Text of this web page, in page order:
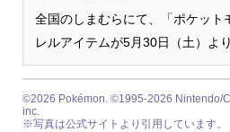
全国のしまむらにて、「ポケット
レルアイテムが5月30日（土）よ
©2026 Pokémon. ©1995-2026 Nintendo/
inc.
※写真は公式サイトより引用しています。